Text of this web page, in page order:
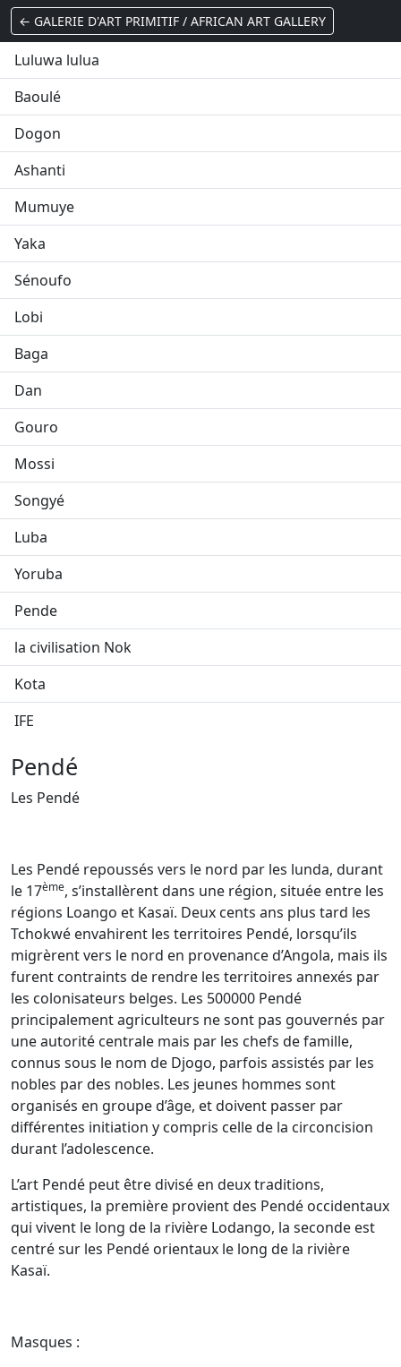
← GALERIE D'ART PRIMITIF / AFRICAN ART GALLERY
Luluwa lulua
Baoulé
Dogon
Ashanti
Mumuye
Yaka
Sénoufo
Lobi
Baga
Dan
Gouro
Mossi
Songyé
Luba
Yoruba
Pende
la civilisation Nok
Kota
IFE
Pendé
Les Pendé
Les Pendé repoussés vers le nord par les lunda, durant
le 17ème, s’installèrent dans une région, située entre les
régions Loango et Kasaï. Deux cents ans plus tard les
Tchokwé envahirent les territoires Pendé, lorsqu’ils
migrèrent vers le nord en provenance d’Angola, mais ils
furent contraints de rendre les territoires annexés par
les colonisateurs belges. Les 500000 Pendé
principalement agriculteurs ne sont pas gouvernés par
une autorité centrale mais par les chefs de famille,
connus sous le nom de Djogo, parfois assistés par les
nobles par des nobles. Les jeunes hommes sont
organisés en groupe d’âge, et doivent passer par
différentes initiation y compris celle de la circoncision
durant l’adolescence.
L’art Pendé peut être divisé en deux traditions,
artistiques, la première provient des Pendé occidentaux
qui vivent le long de la rivière Lodango, la seconde est
centré sur les Pendé orientaux le long de la rivière
Kasaï.
Masques :